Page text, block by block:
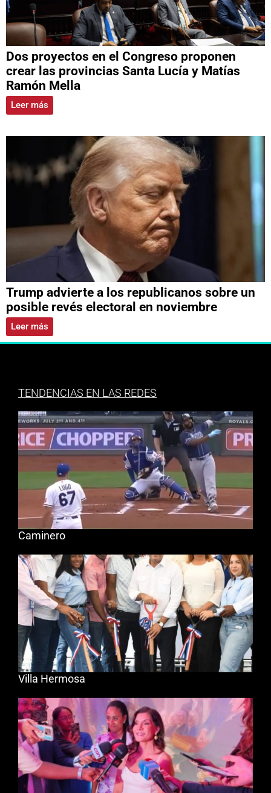
Dos proyectos en el Congreso proponen
crear las provincias Santa Lucía y Matías
Ramón Mella
Leer más
Trump advierte a los republicanos sobre un
posible revés electoral en noviembre
Leer más
TENDENCIAS EN LAS REDES
Caminero
Villa Hermosa